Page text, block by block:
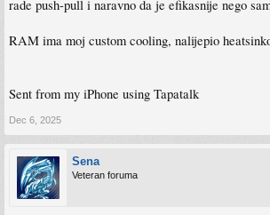
rade push-pull i naravno da je efikasnije nego
RAM ima moj custom cooling, nalijepio
Sent from my iPhone using Tapatalk
Dec 6, 2025
Sena
Veteran foruma